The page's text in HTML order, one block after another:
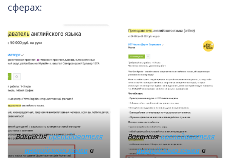
сферах:
Вакансияпреподавателя
английского языкав
Вакансияпреподавателя
английского языкав